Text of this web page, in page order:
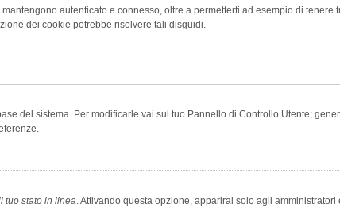
autenticato e connesso, oltre a permetterti ad esempio di
dei cookie potrebbe risolvere tali disguidi.
del sistema. Per modificarle vai sul tuo Pannello di Controllo Utente;
tuo stato in linea. Attivando questa opzione, apparirai solo agli